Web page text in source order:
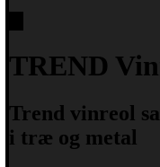
TREND
Trend vinreol
i træ og metal